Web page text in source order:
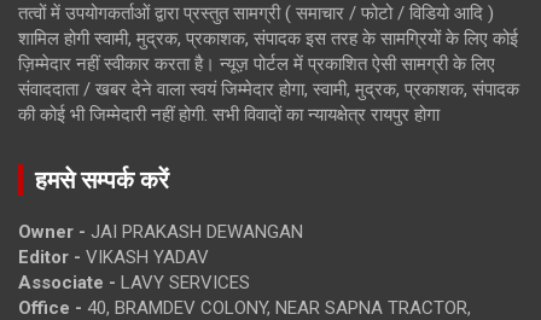
तत्वों में उपयोगकर्ताओं द्वारा प्रस्तुत सामग्री ( समाचार / फोटो / विडियो आदि )
शामिल होगी स्वामी, मुद्रक, प्रकाशक, संपादक इस तरह के सामग्रियों के लिए कोई
ज़िम्मेदार नहीं स्वीकार करता है। न्यूज़ पोर्टल में प्रकाशित ऐसी सामग्री के लिए
संवाददाता / खबर देने वाला स्वयं जिम्मेदार होगा, स्वामी, मुद्रक, प्रकाशक, संपादक
की कोई भी जिम्मेदारी नहीं होगी. सभी विवादों का न्यायक्षेत्र रायपुर होगा
हमसे सम्पर्क करें
Owner - JAI PRAKASH DEWANGAN
Editor - VIKASH YADAV
Associate - LAVY SERVICES
Office - 40, BRAMDEV COLONY, NEAR SAPNA TRACTOR,